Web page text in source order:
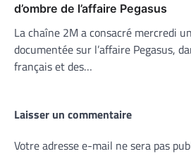
d’ombre de l’affaire Pegasus
La chaîne 2M a consacré mercredi
documentée sur l’affaire Pegasus,
français et des…
Laisser un commentaire
Votre adresse e-mail ne sera pas